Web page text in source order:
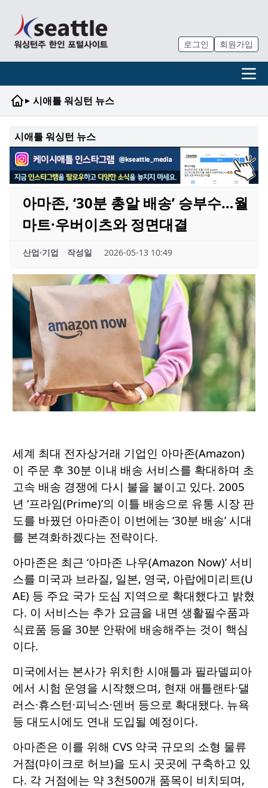
로그인 회원가입
▸ 시애틀 워싱턴 뉴스
시애틀 워싱턴 뉴스
아마존, ‘30분 총알 배송’ 승부수…월
마트·우버이츠와 정면대결
산업·기업 작성일 2026-05-13 10:49
세계 최대 전자상거래 기업인 아마존(Amazon)
이 주문 후 30분 이내 배송 서비스를 확대하며 초
고속 배송 경쟁에 다시 불을 붙이고 있다. 2005
년 ‘프라임(Prime)’의 이틀 배송으로 유통 시장 판
도를 바꿨던 아마존이 이번에는 ‘30분 배송’ 시대
를 본격화하겠다는 전략이다.
아마존은 최근 ‘아마존 나우(Amazon Now)’ 서비
스를 미국과 브라질, 일본, 영국, 아랍에미리트(U
AE) 등 주요 국가 도심 지역으로 확대했다고 밝혔
다. 이 서비스는 추가 요금을 내면 생활필수품과
식료품 등을 30분 안팎에 배송해주는 것이 핵심
이다.
미국에서는 본사가 위치한 시애틀과 필라델피아
에서 시험 운영을 시작했으며, 현재 애틀랜타·댈
러스·휴스턴·피닉스·덴버 등으로 확대됐다. 뉴욕
등 대도시에도 연내 도입될 예정이다.
아마존은 이를 위해 CVS 약국 규모의 소형 물류
거점(마이크로 허브)을 도시 곳곳에 구축하고 있
다. 각 거점에는 약 3천500개 품목이 비치되며,